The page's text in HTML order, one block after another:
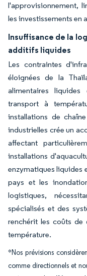
l'approvisionnement,
les investissements en
Insuffisance de la
additifs liquides
Les contraintes
éloignées de la
alimentaires
transport à
installations de
industrielles crée un
affectant
installations
enzymatiques liquides
pays et les
logistiques,
spécialisés et des
renchérit les coûts de
température.
*Nos prévisions
comme directionnels et